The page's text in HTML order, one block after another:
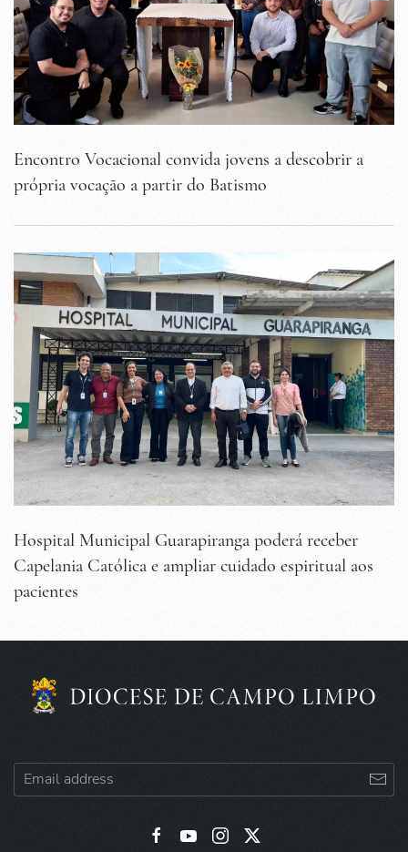
Encontro Vocacional convida jovens a descobrir a
própria vocação a partir do Batismo
Hospital Municipal Guarapiranga poderá receber
Capelania Católica e ampliar cuidado espiritual aos
pacientes